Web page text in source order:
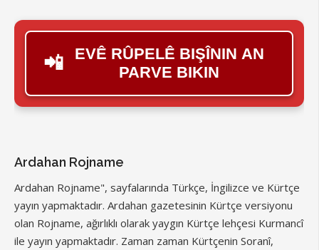
📲
EVÊ RÛPELÊ BIŞÎNIN AN
PARVE BIKIN
Ardahan Rojname
Ardahan Rojname", sayfalarında Türkçe, İngilizce ve Kürtçe
yayın yapmaktadır. Ardahan gazetesinin Kürtçe versiyonu
olan Rojname, ağırlıklı olarak yaygın Kürtçe lehçesi Kurmancî
ile yayın yapmaktadır. Zaman zaman Kürtçenin Soranî,